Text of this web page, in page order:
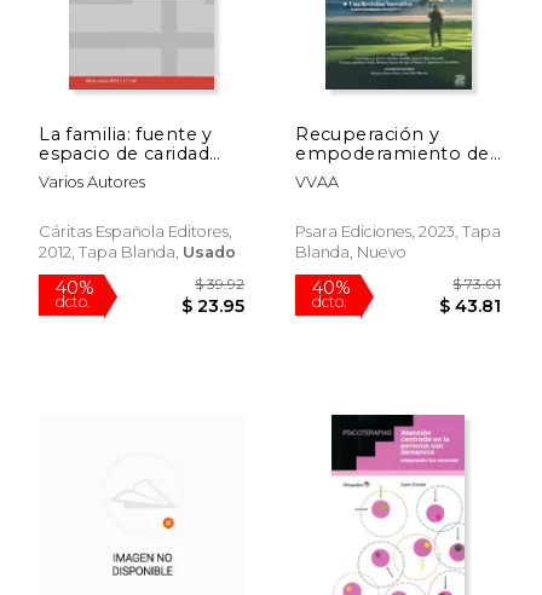
40%
dcto.
La familia: fuente y
espacio de caridad
(Corintios XIII)
Varios Autores
Cáritas Española Editores,
2012, Tapa Blanda, Usado
Recuperación y
empoderamiento de
personas con
Trastorno Mental
VVAA
Psara Ediciones, 2023, Tapa
Blanda, Nuevo